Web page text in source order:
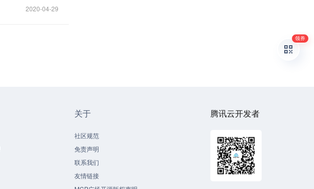
2020-04-29
关于
社区规范
免责声明
联系我们
友情链接
腾讯云开发者
领券